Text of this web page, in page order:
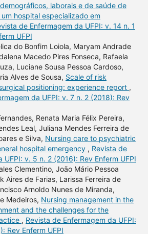
laborais e de saúde de
hospital especializado em
de Enfermagem da UFPI: v. 14 n. 1
UFPI
do Bonfim Loiola, Maryam Andrade
Macedo Pires Fonseca, Rafaela
Luciane Sousa Pessoa Cardoso,
Alves de Sousa, Scale of risk
positioning: experience report ,
da UFPI: v. 7 n. 2 (2018): Rev
Renata Maria Félix Pereira,
Leal, Juliana Mendes Ferreira de
e Silva, Nursing care to psychiatric
hospital emergency , Revista de
UFPI: v. 5 n. 2 (2016): Rev Enferm UFPI
Clementino, João Mário Pessoa
Aires de Farias, Larissa Ferreira de
Arnoldo Nunes de Miranda,
Medeiros, Nursing management in the
and the challenges for the
, Revista de Enfermagem da UFPI:
Rev Enferm UFPI